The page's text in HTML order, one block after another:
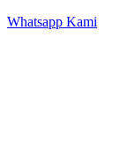
Whatsapp Kami